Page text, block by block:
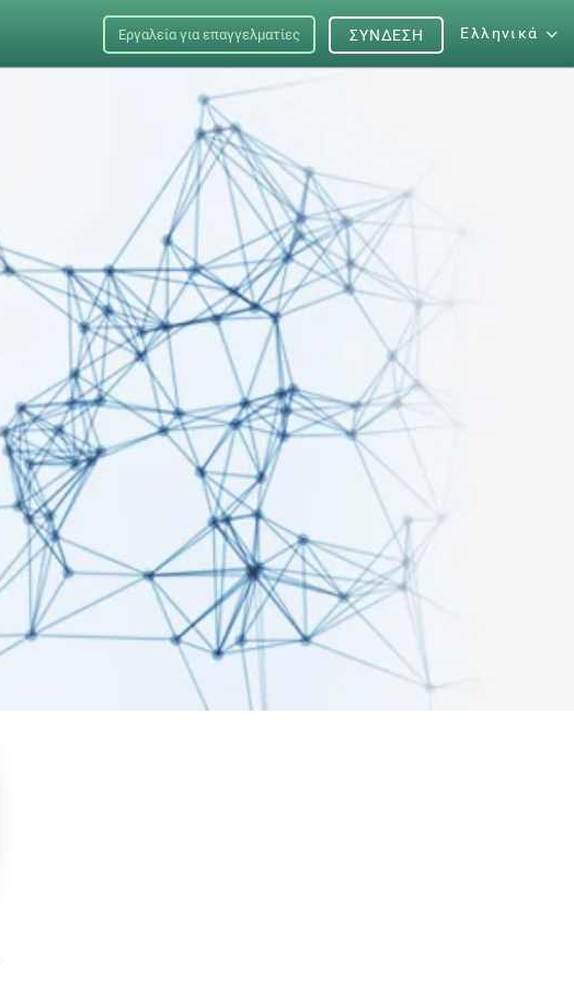
Εργαλεία για επαγγελματίες Ελληνικά
ΣΎΝΔΕΣΗ